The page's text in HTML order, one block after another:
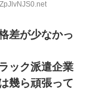
差が少なかっ
ック派遣企業
幾ら頑張って